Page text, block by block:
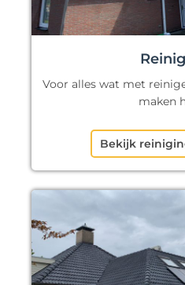
Voor alles wat met
maken
Bekijk